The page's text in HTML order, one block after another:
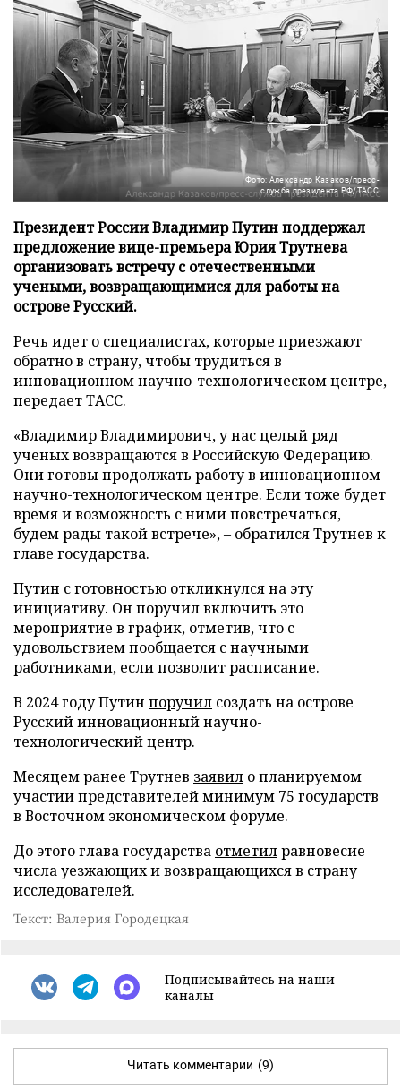
Фото: Александр Казаков/пресс-
служба президента РФ/ТАСС
Президент России Владимир Путин поддержал
предложение вице-премьера Юрия Трутнева
организовать встречу с отечественными
учеными, возвращающимися для работы на
острове Русский.
Речь идет о специалистах, которые приезжают
обратно в страну, чтобы трудиться в
инновационном научно-технологическом центре,
передаетТАСС.
«Владимир Владимирович, у нас целый ряд
ученых возвращаются в Российскую Федерацию.
Они готовы продолжать работу в инновационном
научно-технологическом центре. Если тоже будет
время и возможность с ними повстречаться,
будем рады такой встрече», – обратился Трутнев к
главе государства.
Путин с готовностью откликнулся на эту
инициативу. Он поручил включить это
мероприятие в график, отметив, что с
удовольствием пообщается с научными
работниками, если позволит расписание.
В 2024 году Путин поручил создать на острове
Русский инновационный научно-
технологический центр.
Месяцем ранее Трутнев заявил о планируемом
участии представителей минимум 75 государств
в Восточном экономическом форуме.
До этого глава государства отметилравновесие
числа уезжающих и возвращающихся в страну
исследователей.
Текст: Валерия Городецкая
Подписывайтесь на наши
каналы
Читать комментарии (9)